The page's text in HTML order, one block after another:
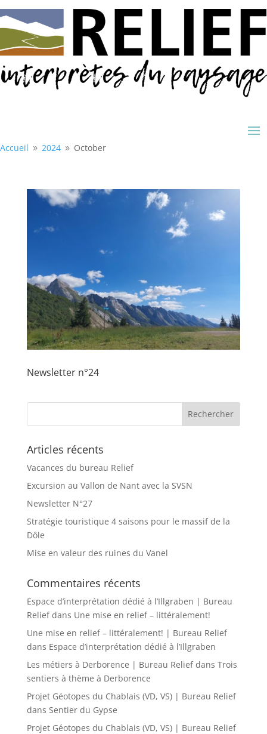
Accueil 9 2024 9 October
Newsletter n°24
Articles récents
Vacances du bureau Relief
Excursion au Vallon de Nant avec la SVSN
Newsletter N°27
Stratégie touristique 4 saisons pour le massif de la
Dôle
Mise en valeur des ruines du Vanel
Commentaires récents
Espace d’interprétation dédié à l’Illgraben | Bureau
Reliefdans Une mise en relief – littéralement!
Une mise en relief – littéralement! | Bureau Relief
dans Espace d’interprétation dédié à l’Illgraben
Les métiers à Derborence | Bureau Reliefdans Trois
sentiers à thème à Derborence
Projet Géotopes du Chablais (VD, VS) | Bureau Relief
dans Sentier du Gypse
Projet Géotopes du Chablais (VD, VS) | Bureau Relief